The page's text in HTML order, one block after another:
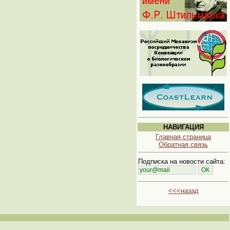
НАВИГАЦИЯ
Главная страница
Обратная связь
Подписка на новости сайта:
<<<назад